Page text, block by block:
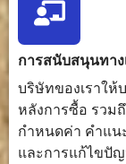
ระดับความ
ยากในการ
ตั้งค่า
การสนับสนุนทา
บริษัทของเราใ
หลังการซื้อ รวม
กำหนดค่า คำแน
และการแก้ไขปั